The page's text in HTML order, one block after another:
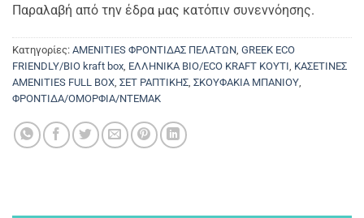
Παραλαβή από την έδρα μας κατόπιν συνεννόησης.
Κατηγορίες: AMENITIES ΦΡΟΝΤΙΔΑΣ ΠΕΛΑΤΩΝ, GREEK ECO
FRIENDLY/BIO kraft box, ΕΛΛΗΝΙΚΑ ΒΙΟ/ECO KRAFT ΚΟΥΤΙ, ΚΑΣΕΤΙΝΕΣ
AMENITIES FULL BOX, ΣΕΤ ΡΑΠΤΙΚΗΣ, ΣΚΟΥΦΑΚΙΑ ΜΠΑΝΙΟΥ,
ΦΡΟΝΤΙΔΑ/ΟΜΟΡΦΙΑ/ΝΤΕΜΑΚ